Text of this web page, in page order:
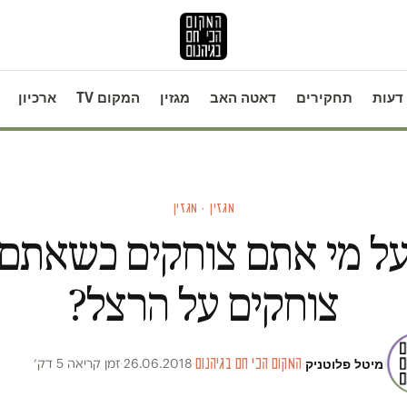
דעות תחקירים דאטה האב מגזין המקום TV ארכיון
מגזין · מגזין
מי אתם צוחקים
צוחקים על הרצל?
מיטל פלוטניק·המקום הכי חם בגיהנום·
26.06.2018
·זמן קריאה 5 דק׳